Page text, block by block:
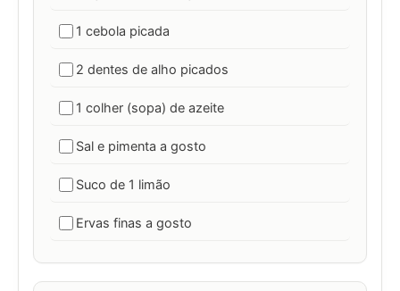
1 cebola picada
2 dentes de alho picados
1 colher (sopa) de azeite
Sal e pimenta a gosto
Suco de 1 limão
Ervas finas a gosto